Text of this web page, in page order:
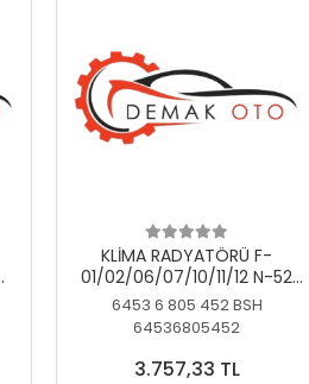
KLİMA RADYATÖRÜ F-
01/02/06/07/10/11/12 N-52
N/N-53/57/63
6453 6 805 452 BSH
64536805452
3.757,33 TL